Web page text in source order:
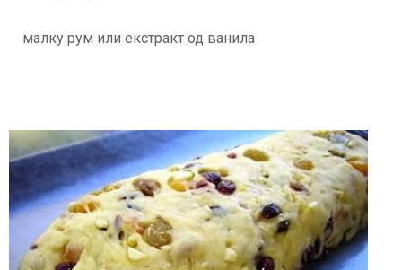
малку рум или екстракт од ванила